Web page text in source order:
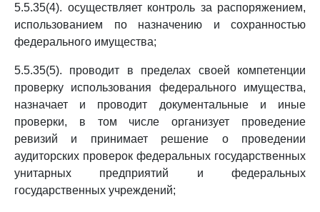
5.5.35(4). осуществляет контроль за распоряжением,
использованием по назначению и сохранностью
федерального имущества;
5.5.35(5). проводит в пределах своей компетенции
проверку использования федерального имущества,
назначает и проводит документальные и иные
проверки, в том числе организует проведение
ревизий и принимает решение о проведении
аудиторских проверок федеральных государственных
унитарных предприятий и федеральных
государственных учреждений;